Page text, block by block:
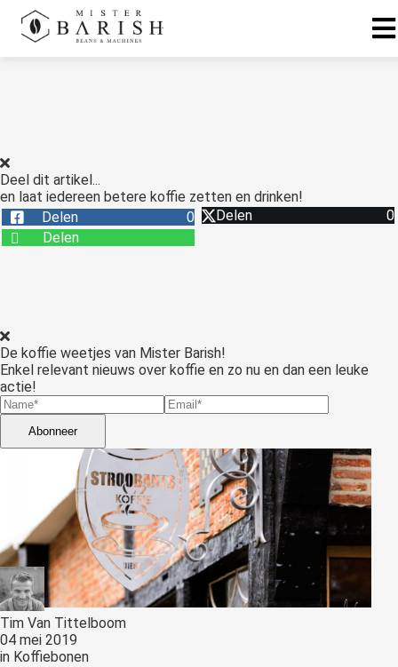
Deel dit artikel...
en laat iedereen betere koffie zetten en drinken!
Delen
0 Delen
0
Delen
De koffie weetjes van Mister Barish!
Enkel relevant nieuws over koffie en zo nu en dan een leuke
actie!
Abonneer
Tim Van Tittelboom
04 mei 2019
in Koffiebonen